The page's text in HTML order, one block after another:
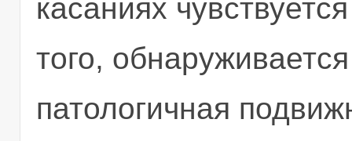
касаниях
того,
патологичная